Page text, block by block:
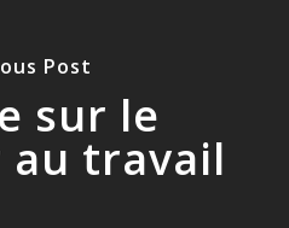
Post
sur le
au travail